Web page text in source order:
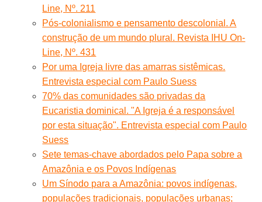
Line, Nº. 211
Pós-colonialismo e pensamento descolonial. A
construção de um mundo plural. Revista IHU On-
Line, Nº. 431
Por uma Igreja livre das amarras sistêmicas.
Entrevista especial com Paulo Suess
70% das comunidades são privadas da
Eucaristia dominical. "A Igreja é a responsável
por esta situação". Entrevista especial com Paulo
Suess
Sete temas-chave abordados pelo Papa sobre a
Amazônia e os Povos Indígenas
Um Sínodo para a Amazônia: povos indígenas,
populações tradicionais, populações urbanas;